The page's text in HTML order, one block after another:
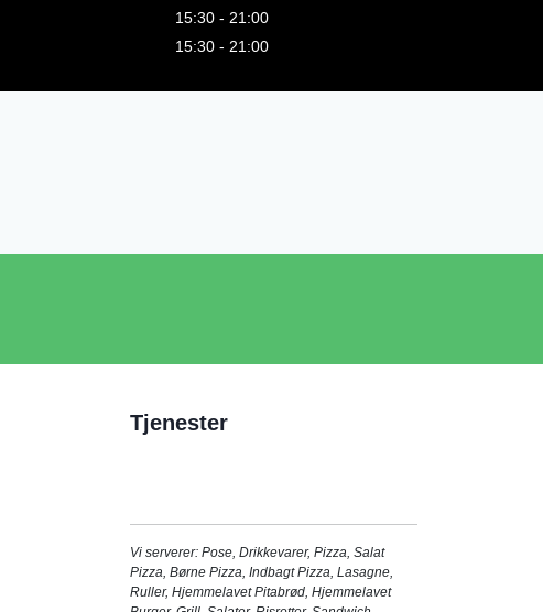
15:30 - 21:00
15:30 - 21:00
Tjenester
Vi serverer: Pose, Drikkevarer, Pizza, Salat
Pizza, Børne Pizza, Indbagt Pizza, Lasagne,
Ruller, Hjemmelavet Pitabrød, Hjemmelavet